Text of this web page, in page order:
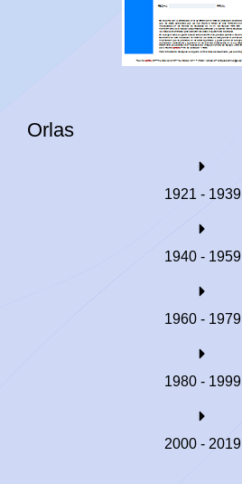
Orlas
1921 - 1939
1940 - 1959
1960 - 1979
1980 - 1999
2000 - 2019